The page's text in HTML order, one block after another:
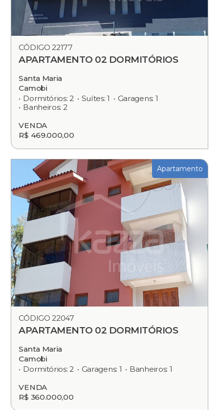
CÓDIGO 22177
APARTAMENTO 02 DORMITÓRIOS
Santa Maria
Camobi
Dormitórios: 2
Suítes: 1
Garagens: 1
Banheiros: 2
VENDA
R$ 469.000,00
Apartamento
CÓDIGO 22047
APARTAMENTO 02 DORMITÓRIOS
Santa Maria
Camobi
Dormitórios: 2
Garagens: 1
Banheiros: 1
VENDA
R$ 360.000,00